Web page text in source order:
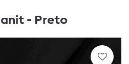
- Preto